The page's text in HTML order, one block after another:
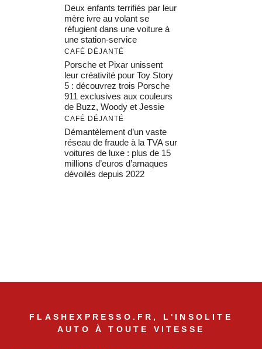
Deux enfants terrifiés par leur
mère ivre au volant se
réfugient dans une voiture à
une station-service
CAFÉ DÉJANTÉ
Porsche et Pixar unissent
leur créativité pour Toy Story
5 : découvrez trois Porsche
911 exclusives aux couleurs
de Buzz, Woody et Jessie
CAFÉ DÉJANTÉ
Démantèlement d’un vaste
réseau de fraude à la TVA sur
voitures de luxe : plus de 15
millions d’euros d’arnaques
dévoilés depuis 2022
FLASHEXPRESSO.FR, L'INSOLITE
AUTO À TOUTE VITESSE